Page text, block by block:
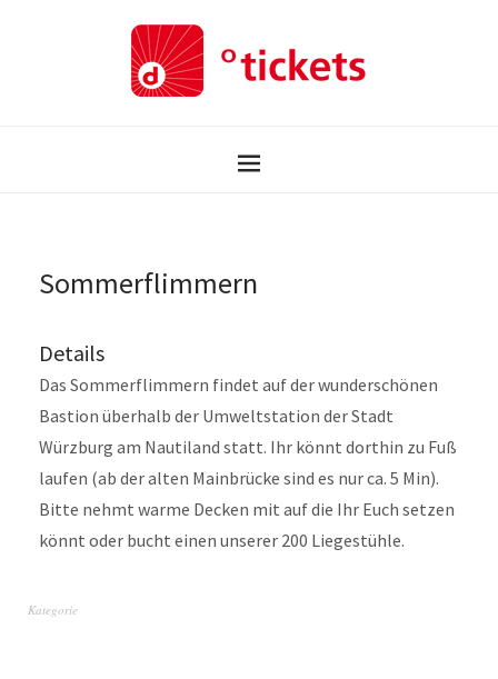
Sommerflimmern
Details
Das Sommerflimmern findet auf der wunderschönen
Bastion überhalb der Umweltstation der Stadt
Würzburg am Nautiland statt. Ihr könnt dorthin zu Fuß
laufen (ab der alten Mainbrücke sind es nur ca. 5 Min).
Bitte nehmt warme Decken mit auf die Ihr Euch setzen
könnt oder bucht einen unserer 200 Liegestühle.
Kategorie